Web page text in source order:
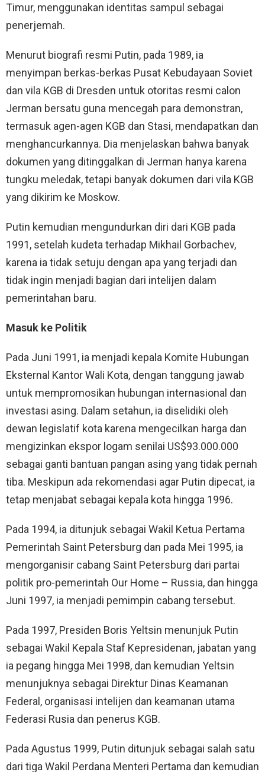
Timur, menggunakan identitas sampul sebagai
penerjemah.
Menurut biografi resmi Putin, pada 1989, ia
menyimpan berkas-berkas Pusat Kebudayaan Soviet
dan vila KGB di Dresden untuk otoritas resmi calon
Jerman bersatu guna mencegah para demonstran,
termasuk agen-agen KGB dan Stasi, mendapatkan dan
menghancurkannya. Dia menjelaskan bahwa banyak
dokumen yang ditinggalkan di Jerman hanya karena
tungku meledak, tetapi banyak dokumen dari vila KGB
yang dikirim ke Moskow.
Putin kemudian mengundurkan diri dari KGB pada
1991, setelah kudeta terhadap Mikhail Gorbachev,
karena ia tidak setuju dengan apa yang terjadi dan
tidak ingin menjadi bagian dari intelijen dalam
pemerintahan baru.
Masuk ke Politik
Pada Juni 1991, ia menjadi kepala Komite Hubungan
Eksternal Kantor Wali Kota, dengan tanggung jawab
untuk mempromosikan hubungan internasional dan
investasi asing. Dalam setahun, ia diselidiki oleh
dewan legislatif kota karena mengecilkan harga dan
mengizinkan ekspor logam senilai US$93.000.000
sebagai ganti bantuan pangan asing yang tidak pernah
tiba. Meskipun ada rekomendasi agar Putin dipecat, ia
tetap menjabat sebagai kepala kota hingga 1996.
Pada 1994, ia ditunjuk sebagai Wakil Ketua Pertama
Pemerintah Saint Petersburg dan pada Mei 1995, ia
mengorganisir cabang Saint Petersburg dari partai
politik pro-pemerintah Our Home – Russia, dan hingga
Juni 1997, ia menjadi pemimpin cabang tersebut.
Pada 1997, Presiden Boris Yeltsin menunjuk Putin
sebagai Wakil Kepala Staf Kepresidenan, jabatan yang
ia pegang hingga Mei 1998, dan kemudian Yeltsin
menunjuknya sebagai Direktur Dinas Keamanan
Federal, organisasi intelijen dan keamanan utama
Federasi Rusia dan penerus KGB.
Pada Agustus 1999, Putin ditunjuk sebagai salah satu
dari tiga Wakil Perdana Menteri Pertama dan kemudian